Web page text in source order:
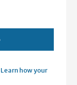
Learn how your